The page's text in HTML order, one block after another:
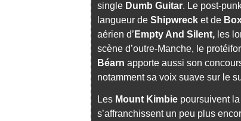
single Dumb Guitar. Le post-
langueur de Shipwreck et de
aérien d’ Empty And Silent, les
scène d’outre-Manche, le
Béarn apporte aussi son
notamment sa voix suave sur le
Les Mount Kimbie poursuivent
s’affranchissent un peu plus